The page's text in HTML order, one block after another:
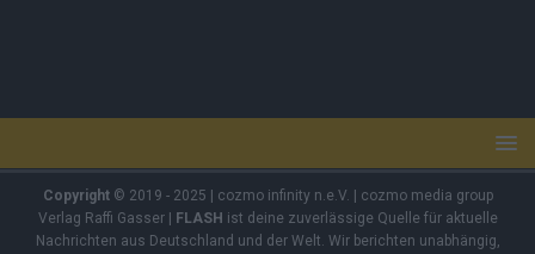
Copyright© 2019 - 2025 | cozmo infinity n.e.V. | cozmo media group
Verlag Raffi Gasser |
FLASH ist deine zuverlässige Quelle für aktuelle
Nachrichten aus Deutschland und der Welt. Wir berichten unabhängig,